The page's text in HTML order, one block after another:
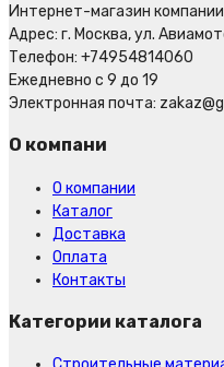
Интернет-магазин
Адрес: г. Москва, ул.
Телефон: +74954814060
Ежедневно с 9 до 19
Электронная почта:
О компани
О компании
Каталог
Доставка
Оплата
Контакты
Категории каталога